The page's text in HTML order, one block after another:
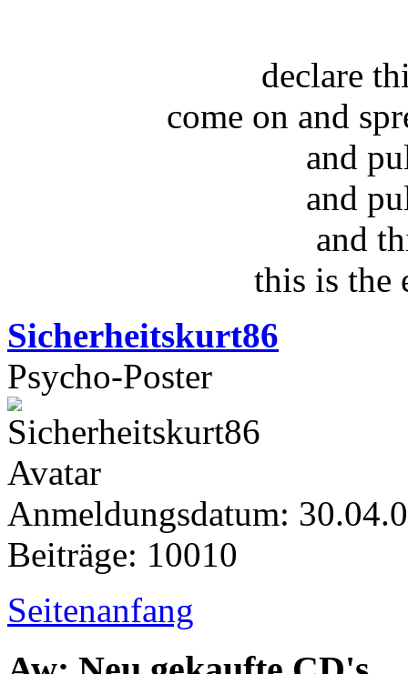
declare
come on and
and
and
and
this is the
Sicherheitskurt86
Psycho-Poster
Anmeldungsdatum:
Beiträge: 10010
Seitenanfang